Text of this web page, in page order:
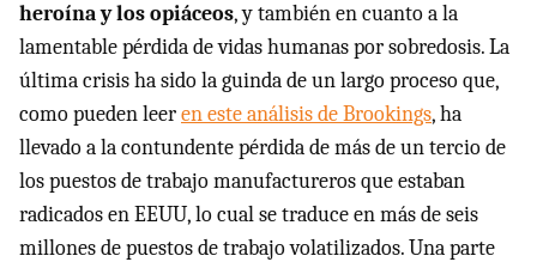
heroína y los opiáceos, y también en cuanto a la
lamentable pérdida de vidas humanas por sobredosis. La
última crisis ha sido la guinda de un largo proceso que,
como pueden leeren este análisis de Brookings, ha
llevado a la contundente pérdida de más de un tercio de
los puestos de trabajo manufactureros que estaban
radicados en EEUU, lo cual se traduce en más de seis
millones de puestos de trabajo volatilizados. Una parte